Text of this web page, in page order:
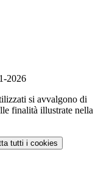
2026
si avvalgono di
finalità illustrate nella
tutti i cookies